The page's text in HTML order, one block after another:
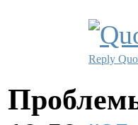
Reply